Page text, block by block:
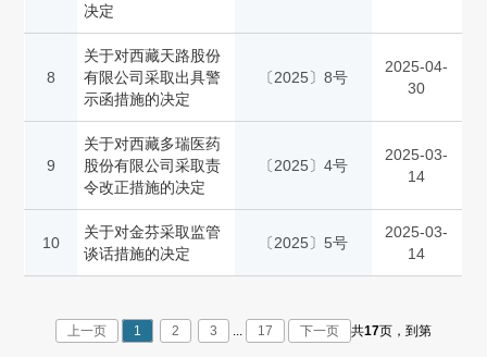
决定
8
关于对西藏天路股份
有限公司采取出具警
示函措施的决定
〔2025〕8号
2025-04-
30
9
关于对西藏多瑞医药
股份有限公司采取责
令改正措施的决定
〔2025〕4号
2025-03-
14
10
关于对金芬采取监管
谈话措施的决定
〔2025〕5号
2025-03-
14
上一页 1 2 3 ... 17 下一页 共17页， 到第